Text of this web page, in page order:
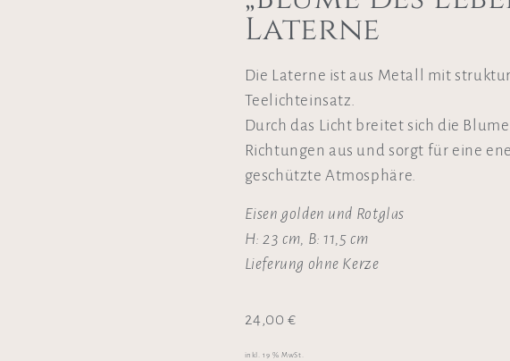
Laterne
Die Laterne ist aus Metall mit
Teelichteinsatz.
Durch das Licht breitet sich die
Richtungen aus und sorgt für eine
geschützte Atmosphäre.
Eisen golden und Rotglas
H: 23 cm, B: 11,5 cm
Lieferung ohne Kerze
24,00€
inkl. 19 % MwSt.